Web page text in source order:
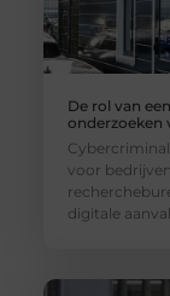
De rol van
onderzoeken
voor
digitale